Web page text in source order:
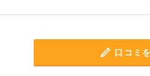
口コミ